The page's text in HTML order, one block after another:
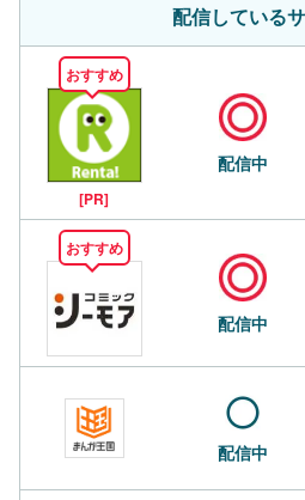
配信している
おすすめ
[PR]
配信中
おすすめ
配信中
配信中